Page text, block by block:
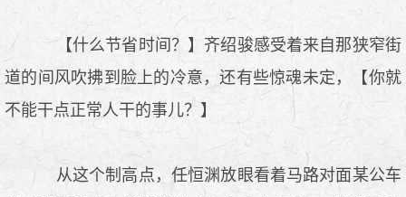
【什么节省时间？】齐绍骏感受着来自那狭窄街
道的间风吹拂到脸上的冷意，还有些惊魂未定，【你就
不能干点正常人干的事儿？】
从这个制高点，任恒渊放眼看着马路对面某公车